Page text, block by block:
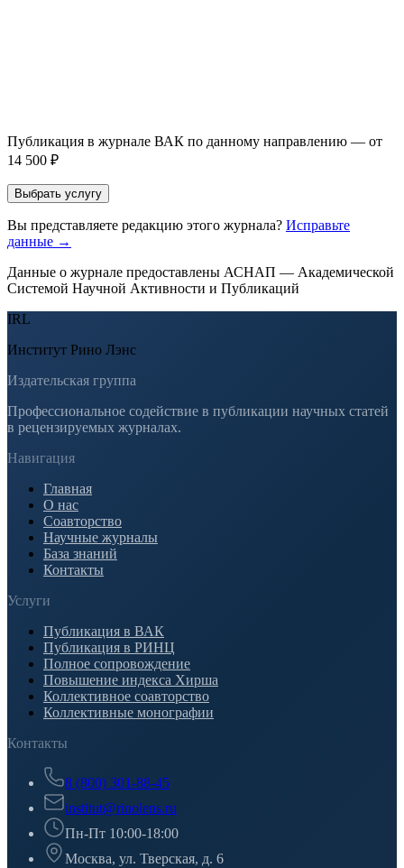
Публикация в журнале ВАК по данному направлению — от
14 500 ₽
Выбрать услугу
Вы представляете редакцию этого журнала? Исправьте
данные →
Данные о журнале предоставлены АСНАП — Академической
Системой Научной Активности и Публикаций
IRL
Институт Рино Лэнс
Издательская группа
Профессиональное содействие в публикации научных статей
в рецензируемых журналах.
Навигация
Главная
О нас
Соавторство
Научные журналы
База знаний
Контакты
Услуги
Публикация в ВАК
Публикация в РИНЦ
Полное сопровождение
Повышение индекса Хирша
Коллективное соавторство
Коллективные монографии
Контакты
8 (800) 301-88-45
institut@rinolens.ru
Пн-Пт 10:00-18:00
Москва, ул. Тверская, д. 6